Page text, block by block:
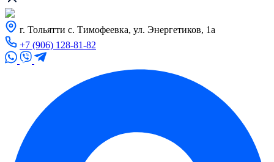
г. Тольятти с. Тимофеевка, ул. Энергетиков, 1а
+7 (906) 128-81-82